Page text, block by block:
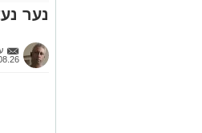
נער נעצר
/ 20:38